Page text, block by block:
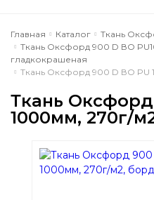
Главная Каталог
Ткань
Ткань Оксфорд 900 D ВО
гладкокрашеная
Ткань Оксфорд 900 D ВО PU
Ткань
1000мм, 270г/